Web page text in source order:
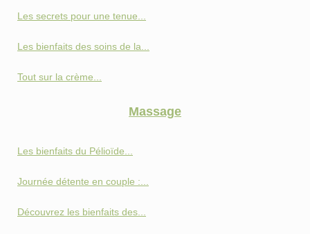
Les secrets pour une tenue...
Les bienfaits des soins de la...
Tout sur la crème...
Massage
Les bienfaits du Pélioïde...
Journée détente en couple :...
Découvrez les bienfaits des...